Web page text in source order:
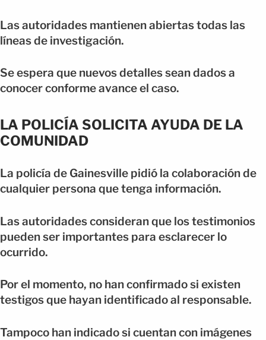
Las autoridades mantienen abiertas todas las
líneas de investigación.
Se espera que nuevos detalles sean dados a
conocer conforme avance el caso.
LA POLICÍA SOLICITA AYUDA DE LA
COMUNIDAD
La policía de Gainesville pidió la colaboración de
cualquier persona que tenga información.
Las autoridades consideran que los testimonios
pueden ser importantes para esclarecer lo
ocurrido.
Por el momento, no han confirmado si existen
testigos que hayan identificado al responsable.
Tampoco han indicado si cuentan con imágenes